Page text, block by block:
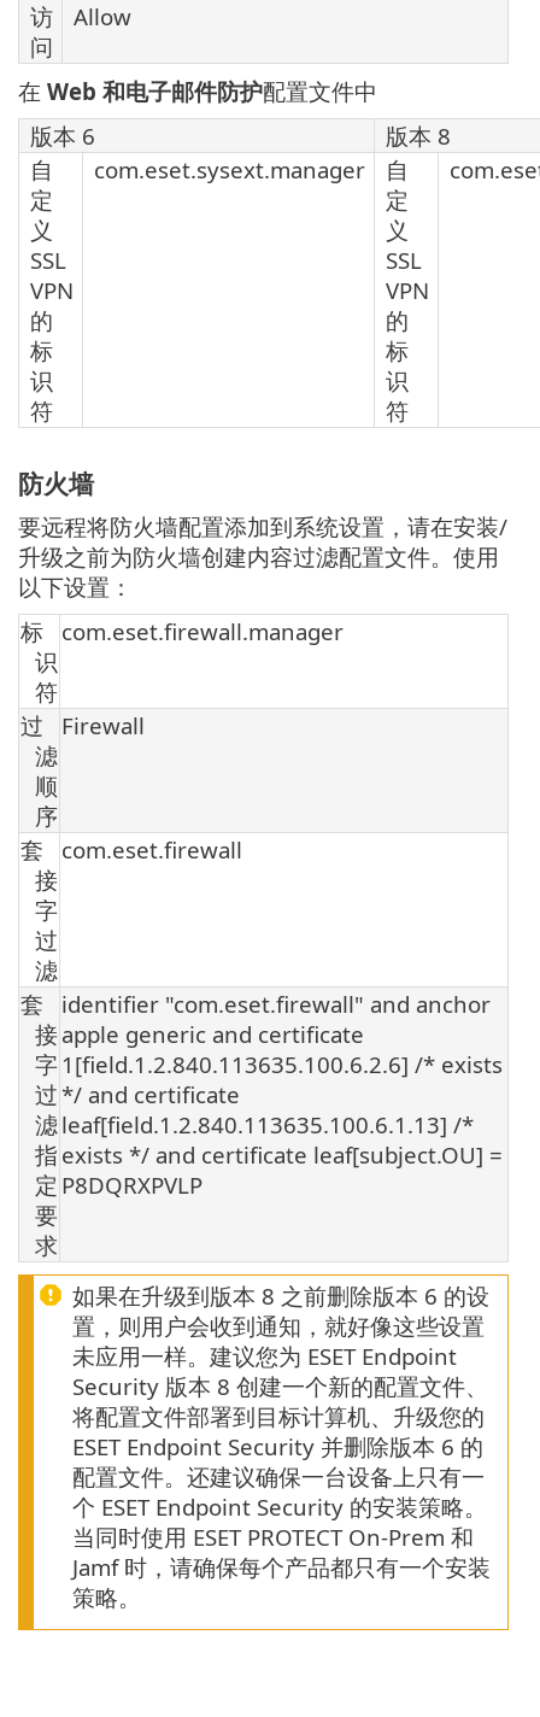
访
问
Allow
在 Web 和电子邮件防护配置文件中
版本 6
版本 8
自
定
义
SSL
VPN
的
标
识
符
com.eset.sysext.manager
自
定
义
SSL
VPN
的
标
识
符
防火墙
要远程将防火墙配置添加到系统设置，请在安装/
升级之前为防火墙创建内容过滤配置文件。使用
以下设置：
标
识
符
com.eset.firewall.manager
过
滤
顺
序
Firewall
套
接
字
过
滤
com.eset.firewall
套
接
字
过
滤
指
定
要
求
identifier "com.eset.firewall" and anchor
apple generic and certificate
1[field.1.2.840.113635.100.6.2.6] /* exists
*/ and certificate
leaf[field.1.2.840.113635.100.6.1.13] /*
exists */ and certificate leaf[subject.OU] =
P8DQRXPVLP
如果在升级到版本 8 之前删除版本 6 的设
置，则用户会收到通知，就好像这些设置
未应用一样。建议您为 ESET Endpoint
Security 版本 8 创建一个新的配置文件、
将配置文件部署到目标计算机、升级您的
ESET Endpoint Security 并删除版本 6 的
配置文件。还建议确保一台设备上只有一
个 ESET Endpoint Security 的安装策略。
当同时使用 ESET PROTECT On-Prem 和
Jamf 时，请确保每个产品都只有一个安装
策略。